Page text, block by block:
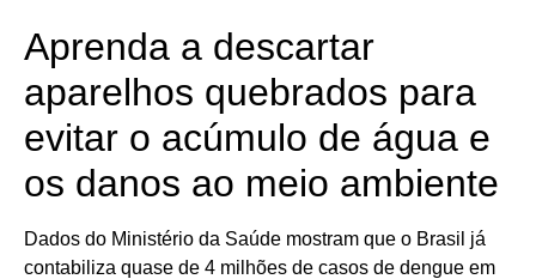
Aprenda a descartar
aparelhos quebrados para
evitar o acúmulo de água e
os danos ao meio ambiente
Dados do Ministério da Saúde mostram que o Brasil já
contabiliza quase de 4 milhões de casos de dengue em